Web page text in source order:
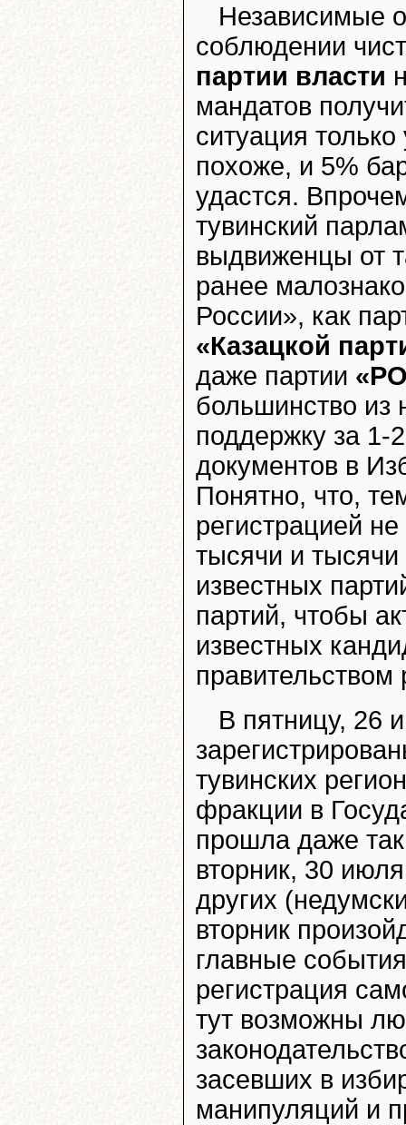
Независимые
соблюдении
партии власти
мандатов
ситуация
похоже, и 5%
удастся.
тувинский
выдвиженцы от
ранее
России», как
«Казацкой
даже партии
большинство из
поддержку за 1-
документов в
Понятно, что,
регистрацией
тысячи и тысячи
известных
партий, чтобы
известных
правительством
В пятницу, 26
тувинских
фракции в
прошла даже
вторник, 30
других
вторник
главные
регистрация
тут возможны
засевших в
манипуляций и